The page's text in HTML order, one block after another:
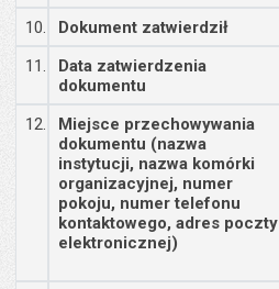
10.
Dokument zatwierdził
11.
Data zatwierdzenia
dokumentu
12.
Miejsce przechowywania
dokumentu (nazwa
instytucji, nazwa komórki
organizacyjnej, numer
pokoju, numer telefonu
kontaktowego, adres poczty
elektronicznej)